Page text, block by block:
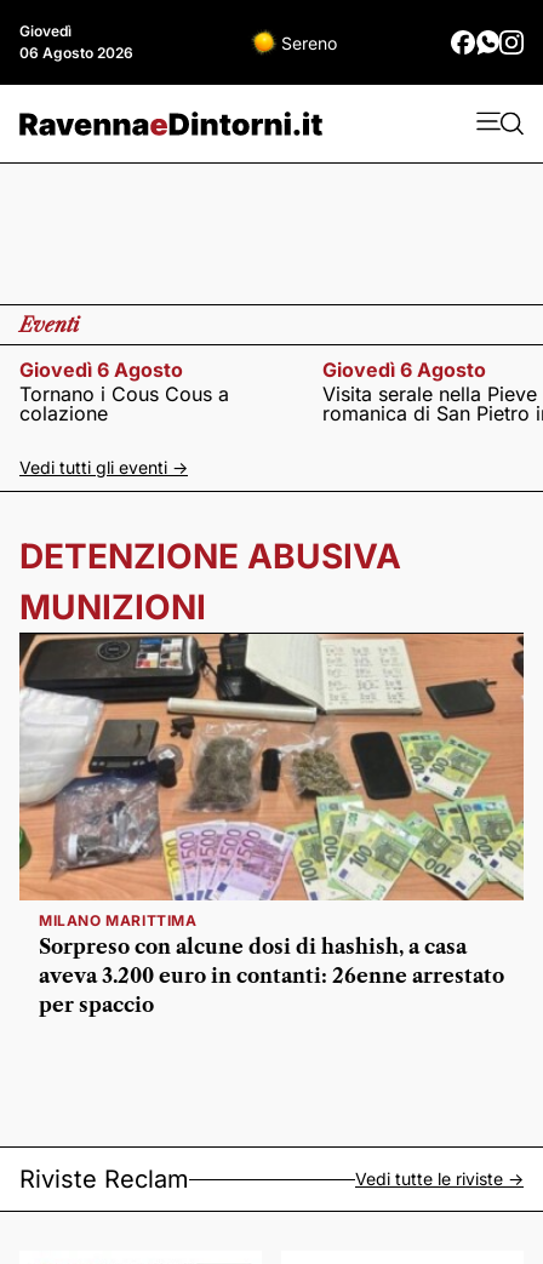
Giovedì
06 Agosto 2026
Sereno
Eventi
Giovedì 6 Agosto
Tornano i Cous Cous a
colazione
Giovedì 6 Agosto
Visita serale nella Pieve
romanica di San Pietro
Vedi tutti gli eventi ->
DETENZIONE ABUSIVA
MUNIZIONI
MILANO MARITTIMA
Sorpreso con alcune dosi di hashish, a casa
aveva 3.200 euro in contanti: 26enne arrestato
per spaccio
Riviste Reclam Vedi tutte le riviste ->